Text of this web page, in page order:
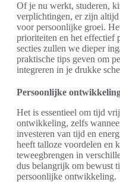
Of je nu werkt, studeren,
verplichtingen, er zijn
voor persoonlijke groei.
prioriteiten en het effectief
secties zullen we dieper
praktische tips geven om
integreren in je drukke
Persoonlijke
Het is essentieel om tijd
ontwikkeling, zelfs
investeren van tijd en
heeft talloze voordelen en
teweegbrengen in
dus belangrijk om bewust
persoonlijke ontwikkeling.